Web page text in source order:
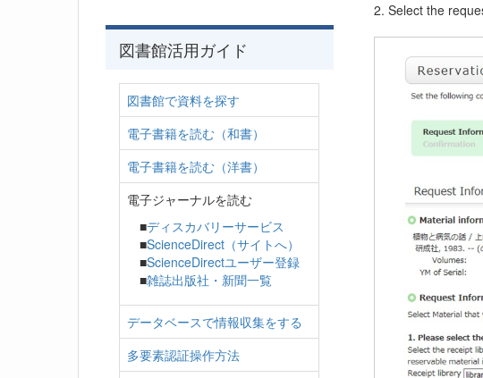
2. Select the
図書館活用ガイド
図書館で資料を探す
電子書籍を読む（和書）
電子書籍を読む（洋書）
電子ジャーナルを読む
■ディスカバリーサービス
■ScienceDirect（サイトへ）
■ScienceDirectユーザー登録
■雑誌出版社・新聞一覧
データベースで情報収集をする
多要素認証操作方法